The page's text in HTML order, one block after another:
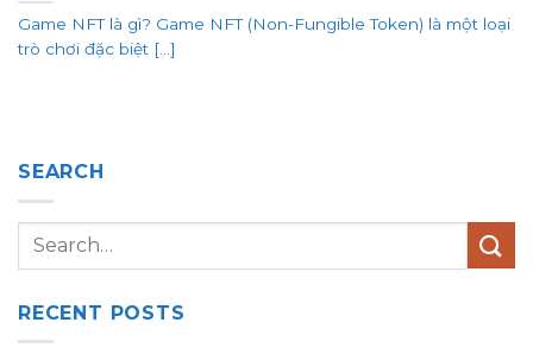
Game NFT là gì? Game NFT (Non-Fungible Token) là một loại
trò chơi đặc biệt [...]
SEARCH
RECENT POSTS